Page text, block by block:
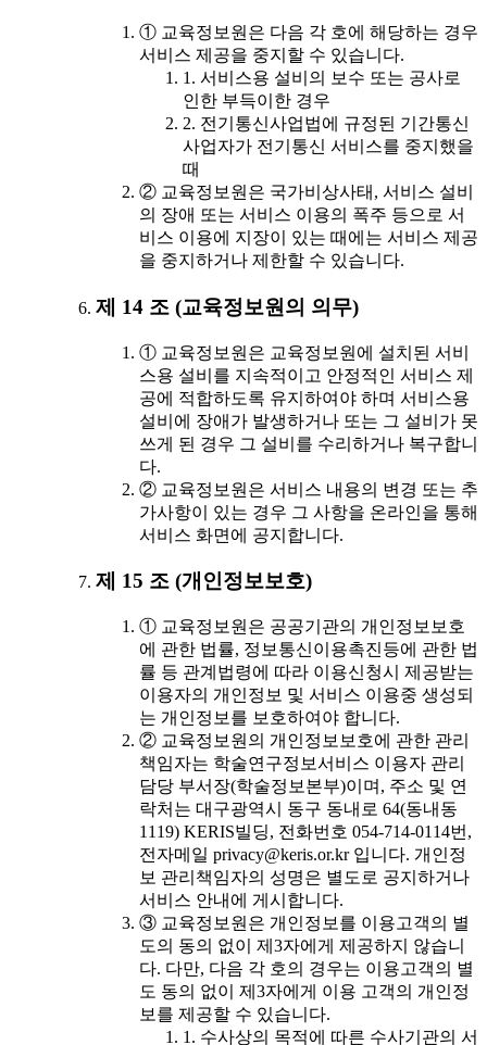
① 교육정보원은 다음 각 호에 해당하는 경우
서비스 제공을 중지할 수 있습니다.
1. 서비스용 설비의 보수 또는 공사로
인한 부득이한 경우
2. 전기통신사업법에 규정된 기간통신
사업자가 전기통신 서비스를 중지했을
때
② 교육정보원은 국가비상사태, 서비스 설비
의 장애 또는 서비스 이용의 폭주 등으로 서
비스 이용에 지장이 있는 때에는 서비스 제공
을 중지하거나 제한할 수 있습니다.
제 14 조 (교육정보원의 의무)
① 교육정보원은 교육정보원에 설치된 서비
스용 설비를 지속적이고 안정적인 서비스 제
공에 적합하도록 유지하여야 하며 서비스용
설비에 장애가 발생하거나 또는 그 설비가 못
쓰게 된 경우 그 설비를 수리하거나 복구합니
다.
② 교육정보원은 서비스 내용의 변경 또는 추
가사항이 있는 경우 그 사항을 온라인을 통해
서비스 화면에 공지합니다.
제 15 조 (개인정보보호)
① 교육정보원은 공공기관의 개인정보보호
에 관한 법률, 정보통신이용촉진등에 관한 법
률 등 관계법령에 따라 이용신청시 제공받는
이용자의 개인정보 및 서비스 이용중 생성되
는 개인정보를 보호하여야 합니다.
② 교육정보원의 개인정보보호에 관한 관리
책임자는 학술연구정보서비스 이용자 관리
담당 부서장(학술정보본부)이며, 주소 및 연
락처는 대구광역시 동구 동내로 64(동내동
1119) KERIS빌딩, 전화번호 054-714-0114번,
전자메일 privacy@keris.or.kr 입니다. 개인정
보 관리책임자의 성명은 별도로 공지하거나
서비스 안내에 게시합니다.
③ 교육정보원은 개인정보를 이용고객의 별
도의 동의 없이 제3자에게 제공하지 않습니
다. 다만, 다음 각 호의 경우는 이용고객의 별
도 동의 없이 제3자에게 이용 고객의 개인정
보를 제공할 수 있습니다.
1. 수사상의 목적에 따른 수사기관의 서